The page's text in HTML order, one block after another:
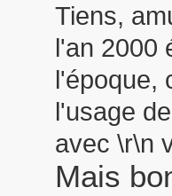
Tiens,
l'an 2000
l'époque,
l'usage
avec \r\n
Mais